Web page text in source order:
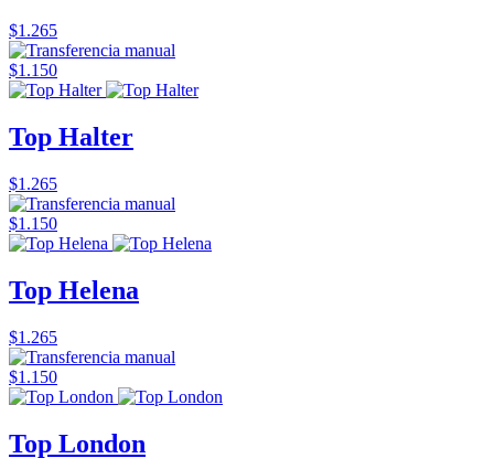
$1.265
$1.150
Top Halter
$1.265
$1.150
Top Helena
$1.265
$1.150
Top London